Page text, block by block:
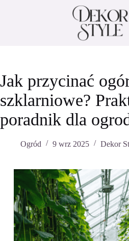
Jak przycinać
szklarniowe?
poradnik dla
Ogród 9 wrz 2025 Dekor